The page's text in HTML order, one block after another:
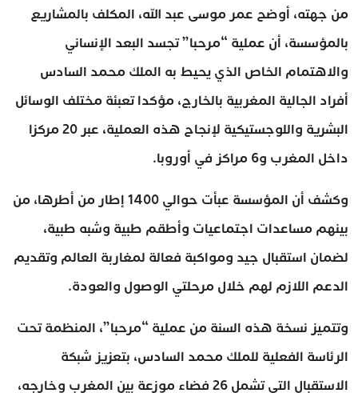
من جهته، أوضح عمر موسى عبد الله، المكلف بالمشاريع
بالمؤسسة، أن عملية “مرحبا” تجسد البعد الإنساني
والاهتمام الخاص الذي يحيط به الملك محمد السادس
أفراد الجالية المغربية بالخارج، مؤكدا تعبئة مختلف الوسائل
البشرية واللوجستيكية لإنجاح هذه العملية، عبر 20 مركزا
داخل المغرب و6 مراكز في أوروبا.
وكشف أن المؤسسة عبأت حوالي 1400 إطار من أطرها، من
بينهم مساعدات اجتماعيات وأطقم طبية وشبه طبية،
لضمان استقبال جيد ومواكبة فعالة لمغاربة العالم وتقديم
الدعم اللازم لهم خلال مرحلتي الوصول والعودة.
وتتميز نسخة هذه السنة من عملية “مرحبا”، المنظمة تحت
الرئاسة الفعلية للملك محمد السادس، بتعزيز شبكة
الاستقبال التي تشمل 26 فضاء موزعة بين المغرب وخارجه،